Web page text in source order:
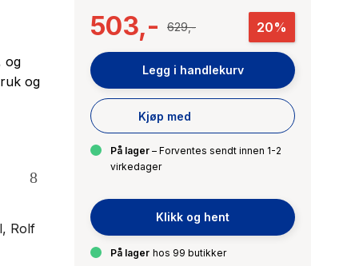
rating
503,- 629,- 20%
Legg i handlekurv
Kjøp med
På lager – Forventes sendt innen 1-2
virkedager
Klikk og hent
På lager hos 99 butikker
og
og
Rolf